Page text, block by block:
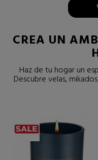
CREA UN
Haz de tu hogar un
Descubre velas,